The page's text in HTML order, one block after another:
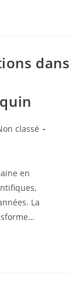
dans
classé
en
La